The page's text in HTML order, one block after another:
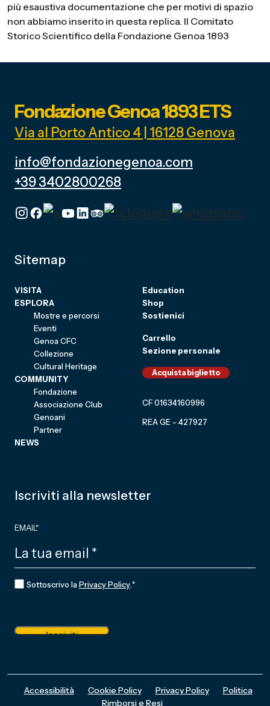
più esaustiva documentazione che per motivi di spazio
non abbiamo inserito in questa replica. Il Comitato
Storico Scientifico della Fondazione Genoa 1893
Fondazione Genoa 1893 ETS
Via al Porto Antico 4 | 16128 Genova
info@fondazionegenoa.com
+39 3402800268
Sitemap
VISITA
ESPLORA
Mostre e percorsi
Eventi
Genoa CFC
Collezione
Cultural Heritage
COMMUNITY
Fondazione
Associazione Club
Genoani
Partner
NEWS
Education
Shop
Sostienici
Carrello
Sezione personale
Acquista biglietto
CF 01634160996
REA GE - 427927
Iscriviti alla newsletter
EMAIL*
CONSENSO*
Sottoscrivo laPrivacy Policy.*
Iscriviti
Accessibilità Cookie Policy Privacy Policy
Politica
Rimborsi e Resi